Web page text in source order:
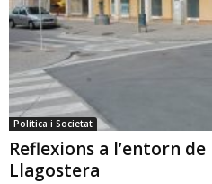
Política i Societat
Reflexions a l’entorn de
Llagostera